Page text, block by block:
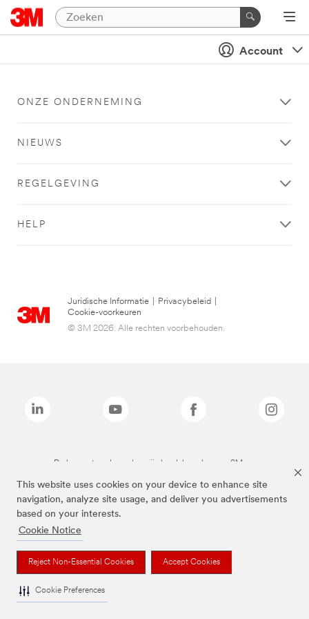
This website uses cookies on your device to enhance site
navigation, analyze site usage, and deliver you advertisements
based on your interests.
Cookie Notice
Reject Non-Essential Cookies Accept Cookies
Cookie Preferences
Account
ONZE ONDERNEMING
NIEUWS
REGELGEVING
HELP
Juridische Informatie Privacybeleid
Cookie-voorkeuren
© 3M 2026. Alle rechten voorbehouden.
De bovenstaande merken zijn handelsmerken van 3M.we